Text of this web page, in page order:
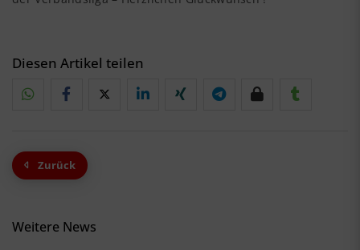
Diesen Artikel teilen
Zurück
Weitere News